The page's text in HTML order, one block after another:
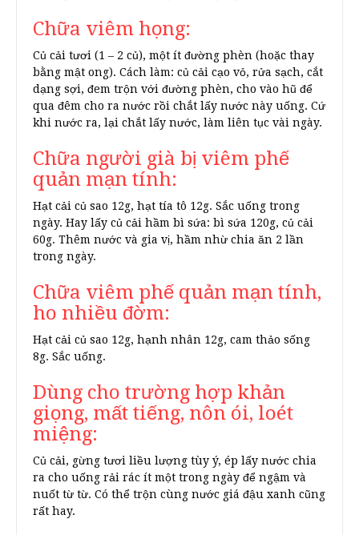
Chữa viêm họng:
Củ cải tươi (1 – 2 củ), một ít đường phèn (hoặc thay
bằng mật ong). Cách làm: củ cải cạo vỏ, rửa sạch, cắt
dạng sợi, đem trộn với đường phèn, cho vào hũ để
qua đêm cho ra nước rồi chắt lấy nước này uống. Cứ
khi nước ra, lại chắt lấy nước, làm liên tục vài ngày.
Chữa người già bị viêm phế
quản mạn tính:
Hạt cải củ sao 12g, hạt tía tô 12g. Sắc uống trong
ngày. Hay lấy củ cải hầm bì sứa: bì sứa 120g, củ cải
60g. Thêm nước và gia vị, hầm nhừ chia ăn 2 lần
trong ngày.
Chữa viêm phế quản mạn tính,
ho nhiều đờm:
Hạt cải củ sao 12g, hạnh nhân 12g, cam thảo sống
8g. Sắc uống.
Dùng cho trường hợp khản
giọng, mất tiếng, nôn ói, loét
miệng:
Củ cải, gừng tươi liều lượng tùy ý, ép lấy nước chia
ra cho uống rải rác ít một trong ngày để ngậm và
nuốt từ từ. Có thể trộn cùng nước giá đậu xanh cũng
rất hay.